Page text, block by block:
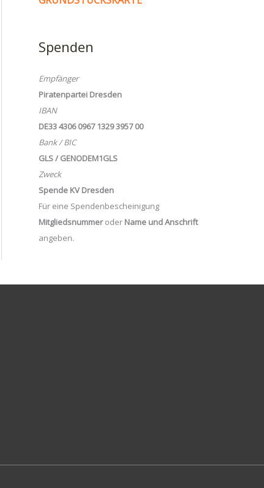
Spenden
Empfänger
Piratenpartei Dresden
IBAN
DE33 4306 0967 1329 3957 00
Bank / BIC
GLS / GENODEM1GLS
Zweck
Spende KV Dresden
Für eine Spendenbescheinigung
Mitgliedsnummeroder Name und Anschrift
angeben.